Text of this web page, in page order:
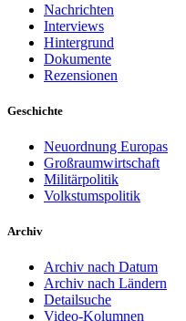
Nachrichten
Interviews
Hintergrund
Dokumente
Rezensionen
Geschichte
Neuordnung Europas
Großraumwirtschaft
Militärpolitik
Volkstumspolitik
Archiv
Archiv nach Datum
Archiv nach Ländern
Detailsuche
Video-Kolumnen